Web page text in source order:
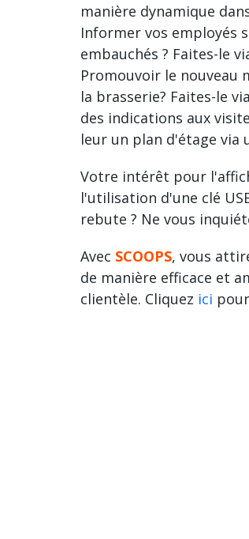
manière dynamique
Informer vos employés
embauchés ? Faites-le
Promouvoir le nouveau
la brasserie? Faites-le
des indications aux
leur un plan d'étage via
Votre intérêt pour
l'utilisation d'une clé
rebute ? Ne vous
Avec SCOOPS, vous
de manière efficace et
clientèle. Cliquez ici